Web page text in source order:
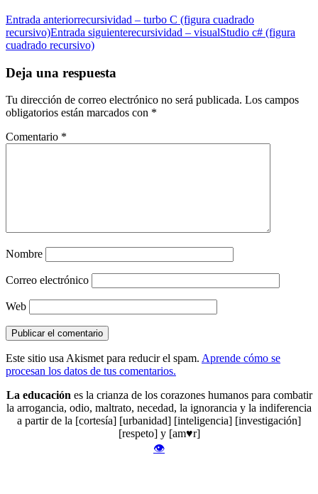
Entrada anteriorrecursividad – turbo C (figura cuadrado
recursivo)Entrada siguienterecursividad – visualStudio c# (figura
cuadrado recursivo)
Deja una respuesta
Tu dirección de correo electrónico no será publicada. Los campos
obligatorios están marcados con *
Comentario *
Nombre
Correo electrónico
Web
Este sitio usa Akismet para reducir el spam. Aprende cómo se
procesan los datos de tus comentarios.
La educaciónes la crianza de los corazones humanos para combatir
la arrogancia, odio, maltrato, necedad, la ignorancia y la indiferencia
a partir de la [cortesía] [urbanidad] [inteligencia] [investigación]
[respeto] y [am♥r]
👁